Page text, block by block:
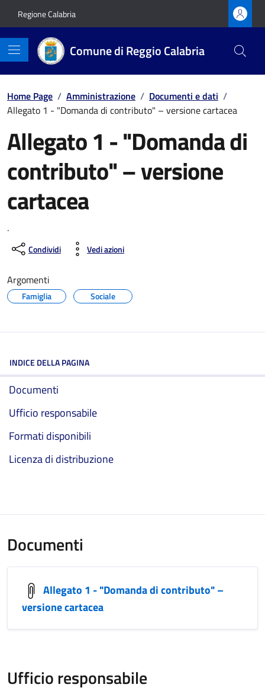
Regione Calabria
Comune di Reggio Calabria
Home Page / Amministrazione / Documenti e dati /
Allegato 1 - "Domanda di contributo" – versione cartacea
Allegato 1 - "Domanda di
contributo" – versione
cartacea
.
Condividi Vedi azioni
Argomenti
Famiglia Sociale
INDICE DELLA PAGINA
Documenti
Ufficio responsabile
Formati disponibili
Licenza di distribuzione
Documenti
Allegato 1 - "Domanda di contributo" –
versione cartacea
Ufficio responsabile